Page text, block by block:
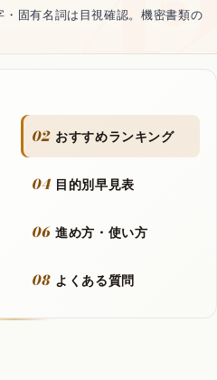
音楽生成AI
資料・文書AI
動画
Let It Go
固有名詞は目視確認。機密書類の
02 おすすめランキング
04 目的別早見表
06 進め方・使い方
08 よくある質問